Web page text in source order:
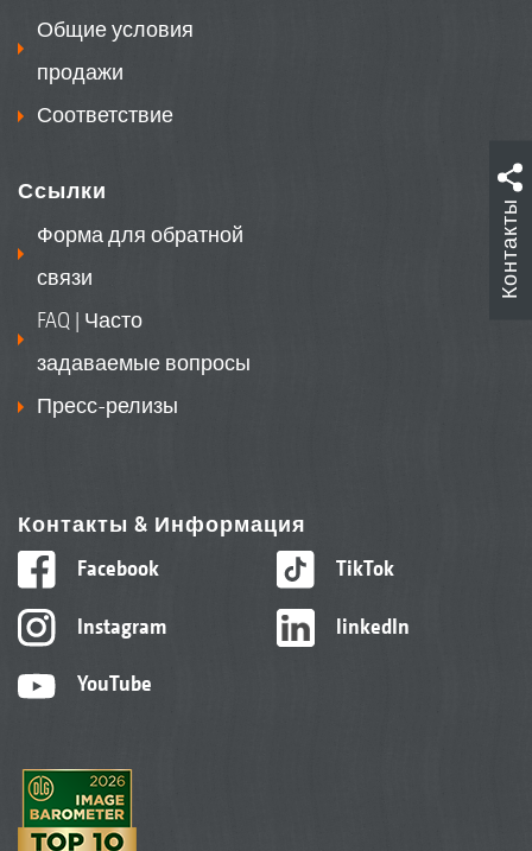
Общие условия
продажи
Соответствие
Ссылки
Форма для обратной
связи
FAQ | Часто
задаваемые вопросы
Пресс-релизы
Контакты & Информация
Facebook
Instagram
YouTube
TikTok
linkedIn
Контакты